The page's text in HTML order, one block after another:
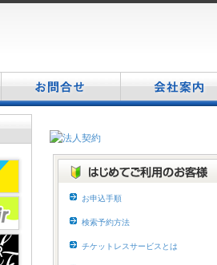
合
せ
お申込手順
検索予約方法
チケットレスサービスとは